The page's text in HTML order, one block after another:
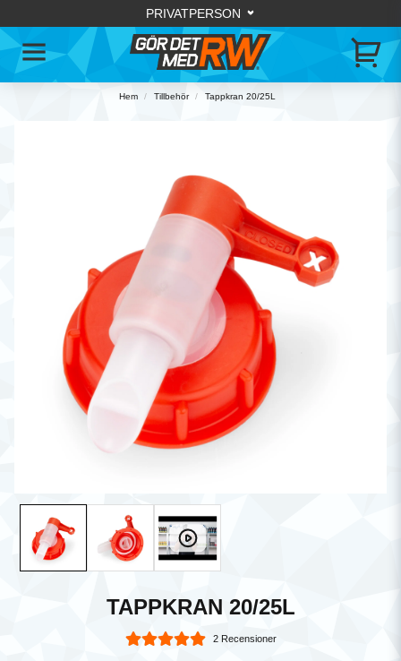
Hem Tillbehör Tappkran 20/25L
TAPPKRAN 20/25L
2 Recensioner